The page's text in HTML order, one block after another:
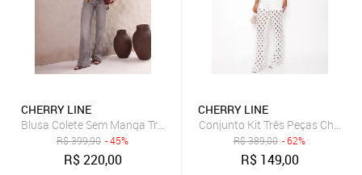
CHERRY LINE
Blusa Colete Sem Manga Tricot Premium Bicolor Flor Malha Bege
R$399,90 - 45%
R$220,00
CHERRY LINE
Conjunto Kit Três Peças Cherry
R$389,00 - 62%
R$ 149,00